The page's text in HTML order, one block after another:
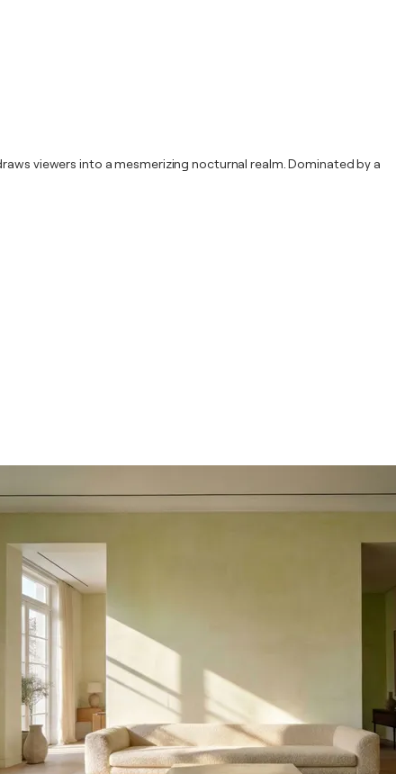
viewers into a mesmerizing nocturnal realm. Dominated by a